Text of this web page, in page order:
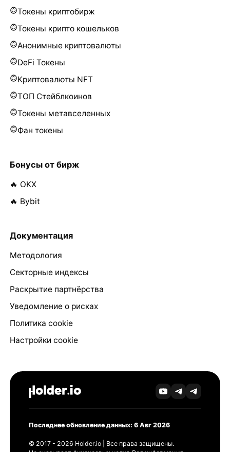
Токены криптобирж
Токены крипто кошельков
Анонимные криптовалюты
DeFi Токены
Криптовалюты NFT
ТОП Стейблкоинов
Токены метавселенных
Фан токены
Бонусы от бирж
🔥 OKX
🔥 Bybit
Документация
Методология
Секторные индексы
Раскрытие партнёрства
Уведомление о рисках
Политика cookie
Настройки cookie
Последнее обновление данных: 6 Авг 2026
© 2017 - 2026 Holder.io | Все права защищены.